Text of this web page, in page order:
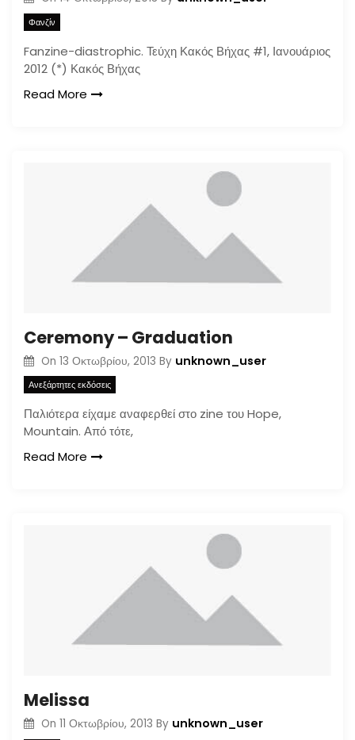
Φανζίν
Fanzine-diastrophic. Τεύχη Κακός Βήχας #1, Ιανουάριος
2012 (*) Κακός Βήχας
Read More
Ceremony – Graduation
On 13 Οκτωβρίου, 2013 By unknown_user
Ανεξάρτητες εκδόσεις
Παλιότερα είχαμε αναφερθεί στο zine του Hope,
Mountain. Από τότε,
Read More
Melissa
On 11 Οκτωβρίου, 2013 By unknown_user